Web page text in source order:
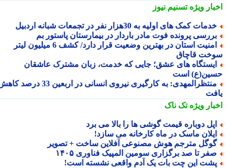
ویژهتسنیم نیوز
کمک های اولیه به 30هزار نفر در تجمعات شبانه اردبیل
پرونده فوت مادر باردار در بیمارستان پاستور بم
امنیت استان در بهترین وضعیت قرار دارد/ کشف 6 میلیون لیتر
قاچاق
های عشق؛ جایی که خدمت، زبان مشترک عاشقان
است
منتظرالمهدی: به کارگیری نیروی انسانی در اربعین 33 درصد کاهش
ویژهتک ناک
دوباره قیمت گوشی ها را بالا می برد
ماسک در ماه کارخانه می سازد!
مترجم هوش مصنوعی آفلاین ساخت + تصویر
تا صد برگزاری سومین المپیک فناوری ۱۴۰۵
این چت بات یک آدم واقعی نشسته است!